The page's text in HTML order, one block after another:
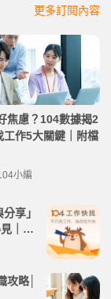
更多訂閱內容
焦慮？104數據揭2
工作5大關鍵｜附檔
小編
享」
｜3.
攻略│